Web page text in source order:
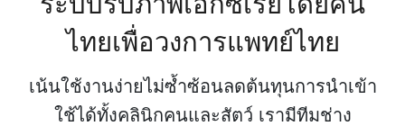
ไทยเพื่อวงการแพทย์ไทย
เน้นใช้งานง่ายไม่ซ้ำซ้อนลดต้นทุนการนำเข้า
ใช้ได้ทั้งคลินิกคนและสัตว์ เรามีทีมช่าง